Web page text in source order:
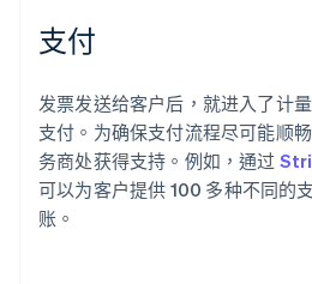
支付
发票发送给客户后，就进入了计
支付。为确保支付流程尽可能顺
务商处获得支持。例如，通过
可以为客户提供 100 多种不同的
账。